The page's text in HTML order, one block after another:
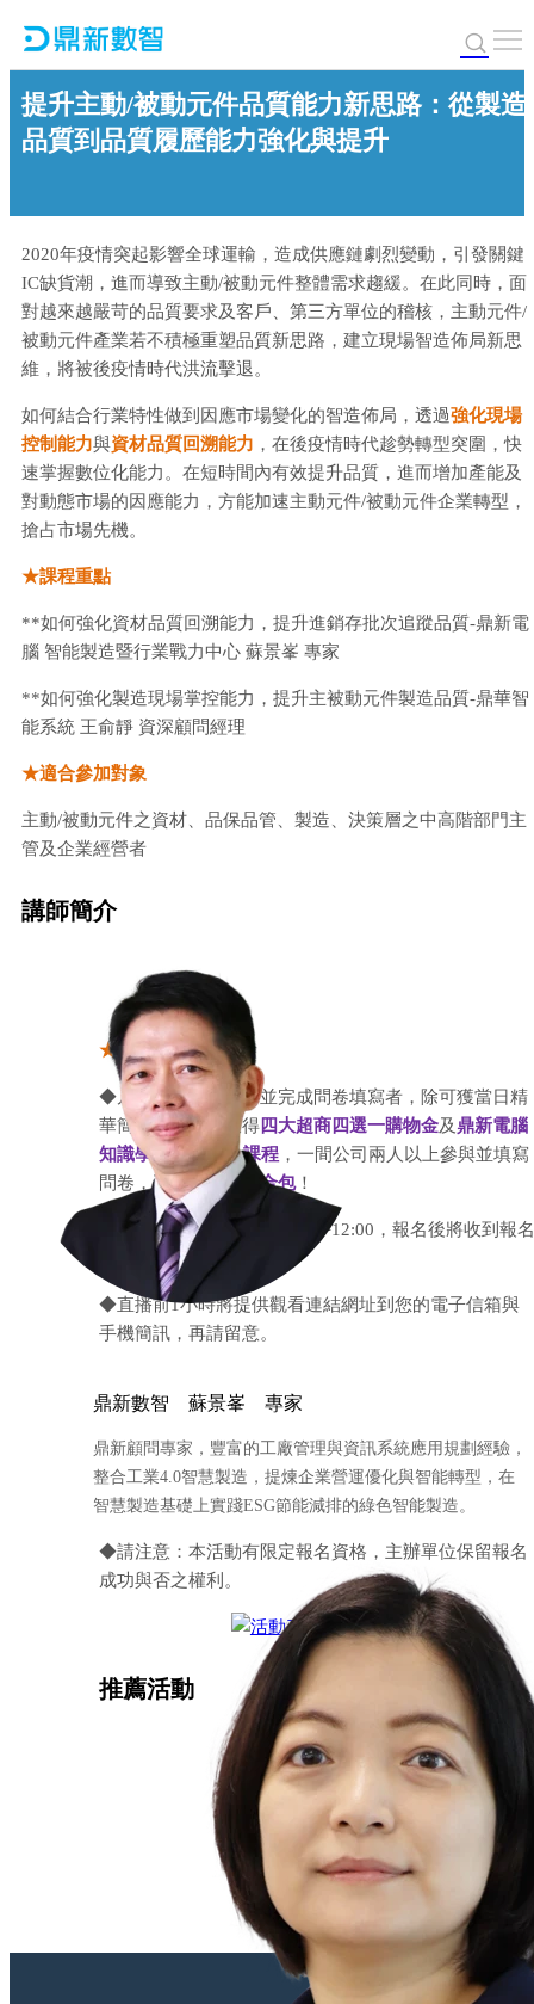
提升主動/被動元件品質能力新思路：從製造
品質到品質履歷能力強化與提升
2020年疫情突起影響全球運輸，造成供應鏈劇烈變動，引發關鍵
IC缺貨潮，進而導致主動/被動元件整體需求趨緩。在此同時，面
對越來越嚴苛的品質要求及客戶、第三方單位的稽核，主動元件/
被動元件產業若不積極重塑品質新思路，建立現場智造佈局新思
維，將被後疫情時代洪流擊退。
如何結合行業特性做到因應市場變化的智造佈局，透過強化現場
控制能力與資材品質回溯能力 ，在後疫情時代趁勢轉型突圍，快
速掌握數位化能力。在短時間內有效提升品質，進而增加產能及
對動態市場的因應能力，方能加速主動元件/被動元件企業轉型，
搶占市場先機。
★課程重點
**如何強化資材品質回溯能力，提升進銷存批次追蹤品質-鼎新電
腦 智能製造暨行業戰力中心 蘇景峯 專家
**如何強化製造現場掌控能力，提升主被動元件製造品質-鼎華智
能系統 王俞靜 資深顧問經理
★適合參加對象
主動/被動元件之資材、品保品管、製造、決策層之中高階部門主
管及企業經營者
講師簡介
鼎新數智 蘇景峯 專家
鼎新顧問專家，豐富的工廠管理與資訊系統應用規劃經驗，
整合工業4.0智慧製造，提煉企業營運優化與智能轉型，在
智慧製造基礎上實踐ESG節能減排的綠色智能製造。
★報名須知
◆凡參加線上研討會並完成問卷填寫者，除可獲當日精
華簡報外，還可獲得四大超商四選一購物金及 鼎新電腦
知識學院32堂線上課程，一間公司兩人以上參與並填寫
問卷，再加贈防疫組合包！
◆報名截止日為直播當日中午12:00，報名後將收到報名
成功回函。
◆直播前1小時將提供觀看連結網址到您的電子信箱與
手機簡訊，再請留意。
◆請注意：本活動有限定報名資格，主辦單位保留報名
成功與否之權利。
推薦活動